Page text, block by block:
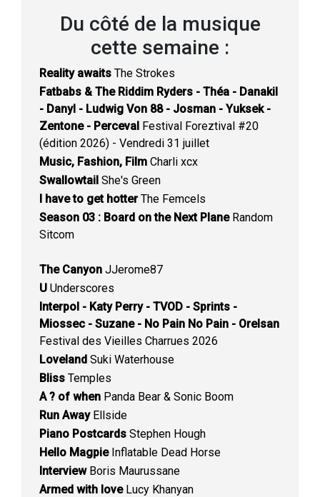
Du côté de la musique
cette semaine :
Reality awaits The Strokes
Fatbabs & The Riddim Ryders - Théa - Danakil
- Danyl - Ludwig Von 88 - Josman - Yuksek -
Zentone - Perceval Festival Foreztival #20
(édition 2026) - Vendredi 31 juillet
Music, Fashion, Film Charli xcx
Swallowtail She's Green
I have to get hotterThe Femcels
Season 03 : Board on the Next PlaneRandom
Sitcom
The Canyon JJerome87
U Underscores
Interpol - Katy Perry - TVOD - Sprints -
Miossec - Suzane - No Pain No Pain - Orelsan
Festival des Vieilles Charrues 2026
Loveland Suki Waterhouse
Bliss Temples
A ? of when Panda Bear & Sonic Boom
Run AwayEllside
Piano Postcards Stephen Hough
Hello MagpieInflatable Dead Horse
InterviewBoris Maurussane
Armed with loveLucy Khanyan